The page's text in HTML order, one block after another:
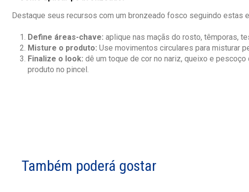
Destaque seus recursos com um bronzeado fosco seguindo estas
Define áreas-chave: aplique nas maçãs do rosto, têmporas,
Misture o produto: Use movimentos circulares para misturar
Finalize o look: dê um toque de cor no nariz, queixo e
produto no pincel.
Também poderá gostar